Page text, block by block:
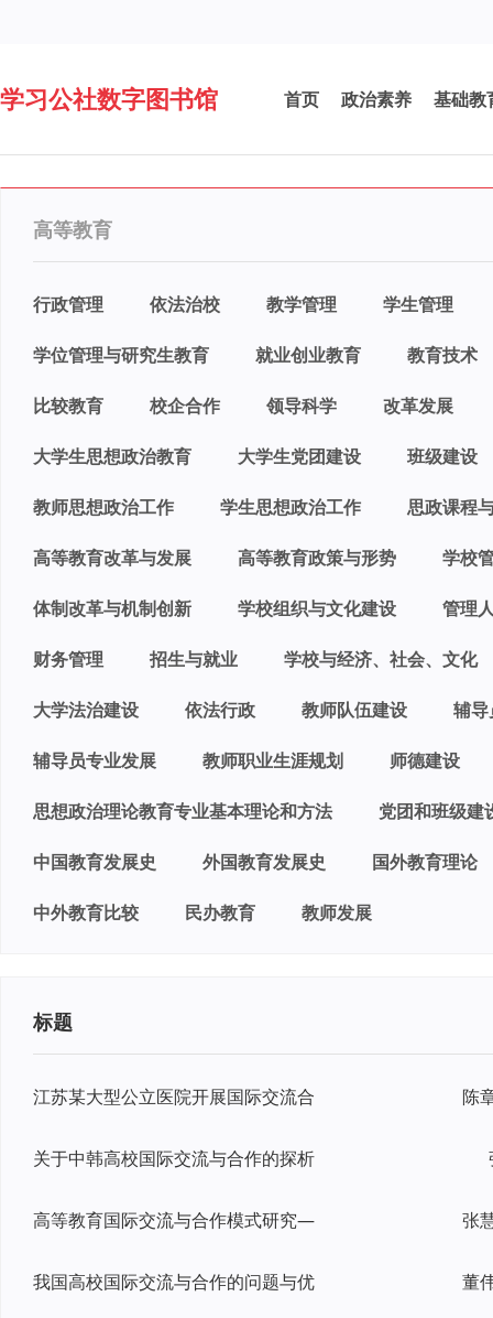
学习公社数字图书馆 首页 政治素养 基础教
高等教育
行政管理 依法治校 教学管理 学生管理
学位管理与研究生教育 就业创业教育 教育技术
比较教育 校企合作 领导科学 改革发展
大学生思想政治教育 大学生党团建设 班级建设
教师思想政治工作 学生思想政治工作 思政课程
高等教育改革与发展 高等教育政策与形势 学校
体制改革与机制创新 学校组织与文化建设 管理
财务管理 招生与就业 学校与经济、社会、文化
大学法治建设 依法行政 教师队伍建设 辅
辅导员专业发展 教师职业生涯规划 师德建设
思想政治理论教育专业基本理论和方法 党团和班级建
中国教育发展史 外国教育发展史 国外教育理论
中外教育比较 民办教育 教师发展
标题
江苏某大型公立医院开展国际交流合
关于中韩高校国际交流与合作的探析
高等教育国际交流与合作模式研究— 张
我国高校国际交流与合作的问题与优